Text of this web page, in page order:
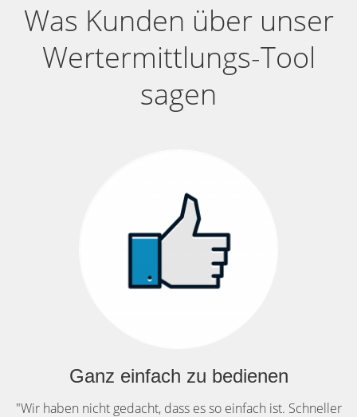
Was Kunden über unser
Wertermittlungs-Tool
sagen
Ganz einfach zu bedienen
"Wir haben nicht gedacht, dass es so einfach ist. Schneller